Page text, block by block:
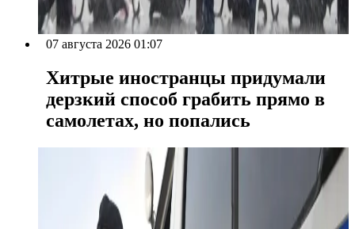
07 августа 2026 01:07
Хитрые иностранцы придумали
дерзкий способ грабить прямо в
самолетах, но попались